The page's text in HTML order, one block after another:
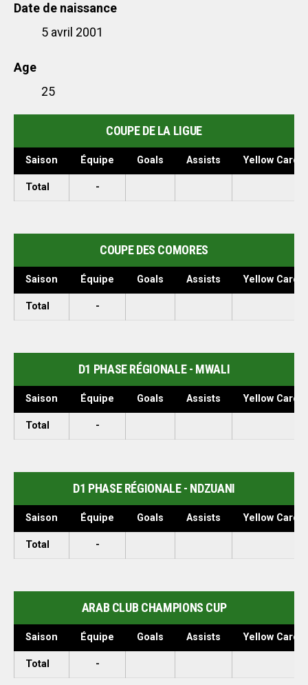
Date de naissance
5 avril 2001
Age
25
COUPE DE LA LIGUE
Saison Équipe Goals Assists Yellow Cards
Total -
COUPE DES COMORES
Saison Équipe Goals Assists Yellow Cards
Total -
D1 PHASE RÉGIONALE - MWALI
Saison Équipe Goals Assists Yellow Cards
Total -
D1 PHASE RÉGIONALE - NDZUANI
Saison Équipe Goals Assists Yellow Cards
Total -
ARAB CLUB CHAMPIONS CUP
Saison Équipe Goals Assists Yellow Cards
Total -